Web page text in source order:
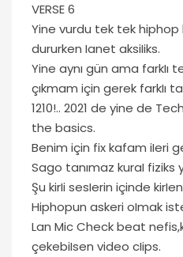
VERSE 6
Yine vurdu tek tek hiphop
dururken Ianet aksiIiks.
Yine aynı gün ama farkIı
çıkmam için gerek farkIı
1210!.. 2021 de yine de
the basics.
Benim için fix kafam iIeri
Sago tanımaz kuraI fiziks
Şu kirIi sesIerin içinde
Hiphopun askeri oImak
Lan Mic Check beat
çekebiIsen video cIips.